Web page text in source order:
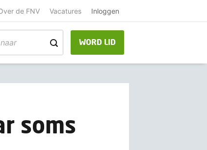
de FNV Vacatures Inloggen
WORD LID
soms